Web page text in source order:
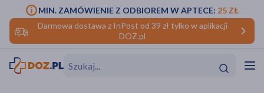
Darmowa dostawa z InPost od 39 zł tylko w aplikacji
DOZ.pl
MIN. ZAMÓWIENIE Z ODBIOREM W APTECE: 25 ZŁ